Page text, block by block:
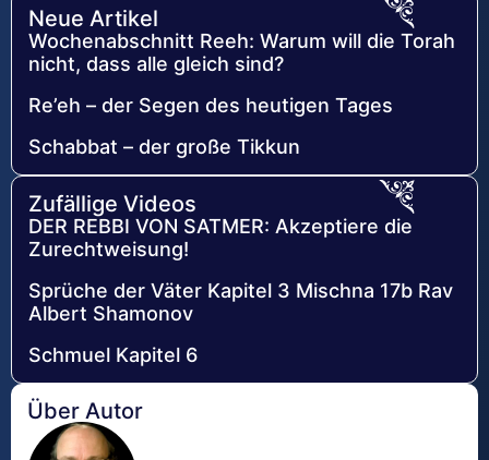
Neue Artikel
Wochenabschnitt Reeh: Warum will die Torah
nicht, dass alle gleich sind?
Re’eh – der Segen des heutigen Tages
Schabbat – der große Tikkun
Zufällige Videos
DER REBBI VON SATMER: Akzeptiere die
Zurechtweisung!
Sprüche der Väter Kapitel 3 Mischna 17b Rav
Albert Shamonov
Schmuel Kapitel 6
Über Autor